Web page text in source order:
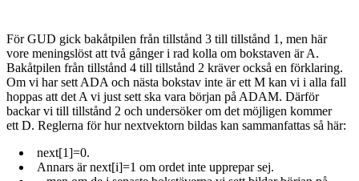
För GUD gick bakåtpilen från tillstånd 3 till tillstånd 1, men här
vore meningslöst att två gånger i rad kolla om bokstaven är A.
Bakåtpilen från tillstånd 4 till tillstånd 2 kräver också en förklaring.
Om vi har sett ADA och nästa bokstav inte är ett M kan vi i alla fall
hoppas att det A vi just sett ska vara början på ADAM. Därför
backar vi till tillstånd 2 och undersöker om det möjligen kommer
ett D. Reglerna för hur nextvektorn bildas kan sammanfattas så här:
next[1]=0.
Annars är next[i]=1 om ordet inte upprepar sej.